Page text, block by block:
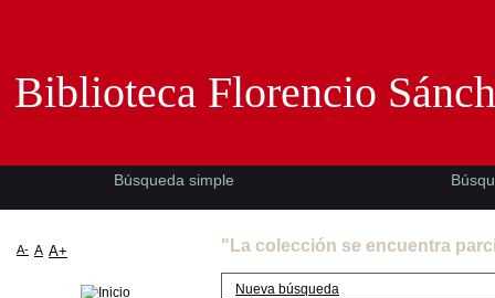
"La colección se encuentra
Nueva búsqueda
Biblioteca Florencio
Búsqueda simple
A- A A+